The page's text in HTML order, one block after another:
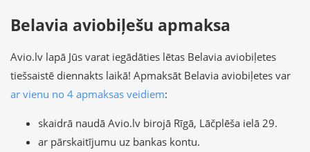
Belavia aviobiļešu apmaksa
Avio.lv lapā Jūs varat iegādāties lētas Belavia aviobiļetes
tiešsaistē diennakts laikā! Apmaksāt Belavia aviobiļetes var
ar vienu no 4 apmaksas veidiem:
skaidrā naudā Avio.lv birojā Rīgā, Lāčplēša ielā 29.
ar pārskaitījumu uz bankas kontu.